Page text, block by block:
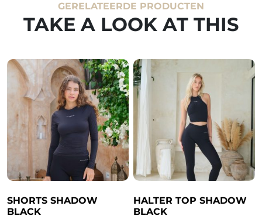
GERELATEERDE PRODUCTEN
TAKE A LOOK AT THIS
SHORTS SHADOW
BLACK
HALTER TOP SHADOW
BLACK